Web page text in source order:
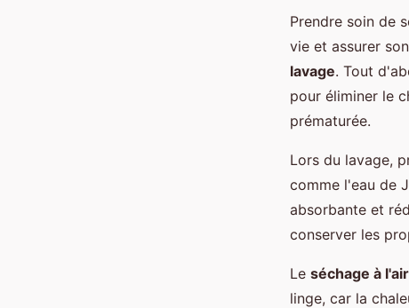
Prendre soin de
vie et assurer
lavage. Tout
pour éliminer le
prématurée.
Lors du lavage,
comme l'eau de
absorbante et
conserver les
Le séchage à
linge, car la